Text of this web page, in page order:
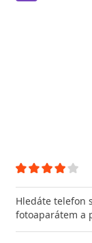
Hledáte telefon
fotoaparátem a